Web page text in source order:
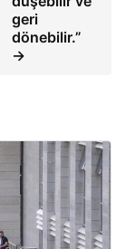
geri
dönebilir.”
→